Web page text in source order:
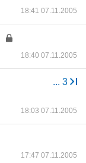
18:41 07.11.2005
18:40 07.11.2005
... 3
18:03 07.11.2005
17:47 07.11.2005